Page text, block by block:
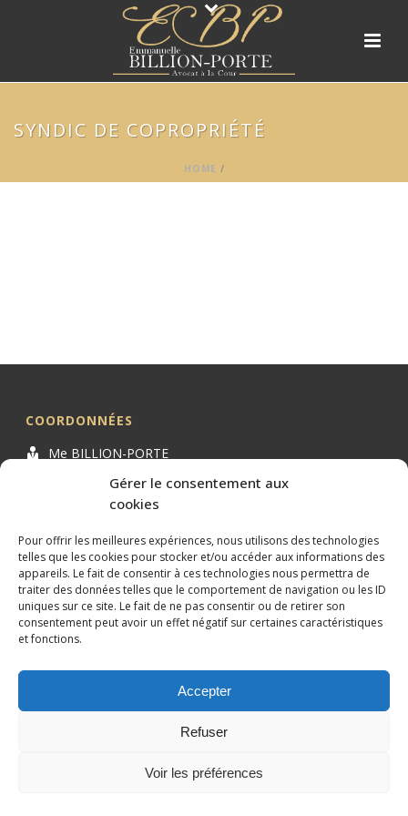
Gérer le consentement aux
cookies
Pour offrir les meilleures expériences, nous utilisons des technologies
telles que les cookies pour stocker et/ou accéder aux informations des
appareils. Le fait de consentir à ces technologies nous permettra de
traiter des données telles que le comportement de navigation ou les ID
uniques sur ce site. Le fait de ne pas consentir ou de retirer son
consentement peut avoir un effet négatif sur certaines caractéristiques
et fonctions.
Accepter
Refuser
Voir les préférences
SYNDIC DE COPROPRIÉTÉ
HOME /
COORDONNÉES
Me BILLION-PORTE
Cabinet BILLION-PORTE
1 Avenue de la Gaillarde
04 99 62 19 01
09 82 63 51 79
Conception et référencement réalisés parXtremWebSiteSite
Plan du site